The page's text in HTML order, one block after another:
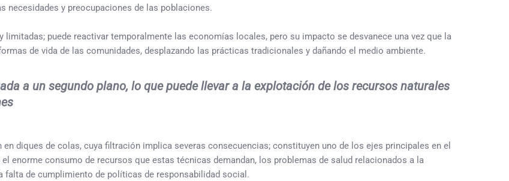
necesidades y preocupaciones de las poblaciones.
puede reactivar temporalmente las economías locales, pero su impacto se desvanece una vez que la
de vida de las comunidades, desplazando las prácticas tradicionales y dañando el medio ambiente.
a un segundo plano, lo que puede llevar a la explotación de los recursos naturales
diques de colas, cuya filtración implica severas consecuencias; constituyen uno de los ejes principales en el
enorme consumo de recursos que estas técnicas demandan, los problemas de salud relacionados a la
de cumplimiento de políticas de responsabilidad social.